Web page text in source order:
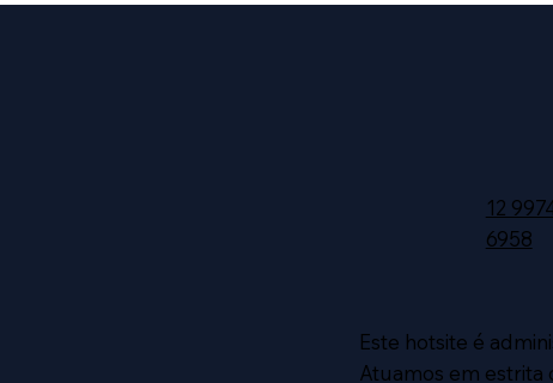
12
6958
Este hotsite é
Atuamos em estrita